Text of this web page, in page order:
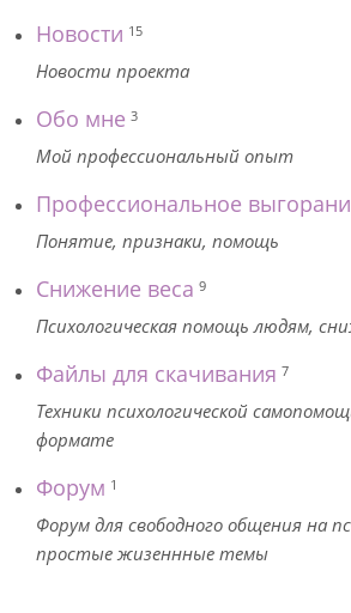
Новости 15
Новости проекта
Обо мне 3
Мой профессиональный опыт
Профессиональное
Понятие, признаки, помощь
Снижение веса 9
Психологическая помощь людям,
Файлы для скачивания 7
Техники психологической
формате
Форум 1
Форум для свободного общения на
простые жизеннные темы